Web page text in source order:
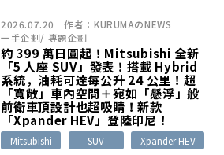
2026.07.20 作者： KURUMAのNEWS
一手企劃/ 專題企劃
約 399 萬日圓起！Mitsubishi 全新
「5 人座 SUV」發表！搭載 Hybrid
系統，油耗可達每公升 24 公里！超
「寬敞」車內空間＋宛如「懸浮」般
前衛車頂設計也超吸睛！新款
「Xpander HEV」登陸印尼！
Mitsubishi SUV Xpander HEV